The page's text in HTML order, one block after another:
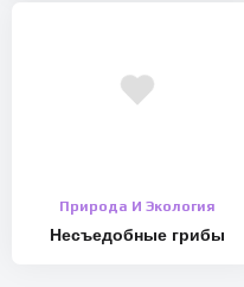
Природа И Экология
Несъедобные грибы